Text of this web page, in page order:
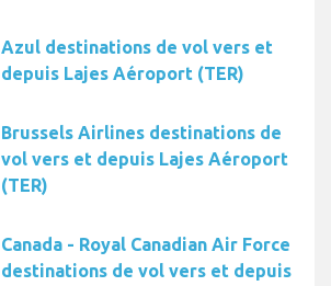
Azul destinations de vol vers et
depuis Lajes Aéroport (TER)
Brussels Airlines destinations de
vol vers et depuis Lajes Aéroport
(TER)
Canada - Royal Canadian Air Force
destinations de vol vers et depuis